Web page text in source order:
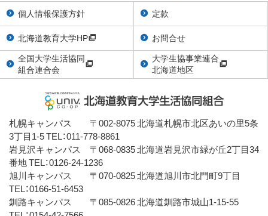
個人情報保護方針
定款
北海道教育大学HP
お問合せ
全国大学生活協同
組合連合会
大学生協事業連合
北海道地区
札幌キャンパス 〒002-8075 北海道札幌市北区あいの里5条
3丁目1-5 TEL：011-778-8861
岩見沢キャンパス 〒068-0835 北海道岩見沢市緑が丘2丁目34
番地 TEL：0126-24-1236
旭川キャンパス 〒070-0825 北海道旭川市北門町9丁目
TEL：0166-51-6453
釧路キャンパス 〒085-0826 北海道釧路市城山1-15-55